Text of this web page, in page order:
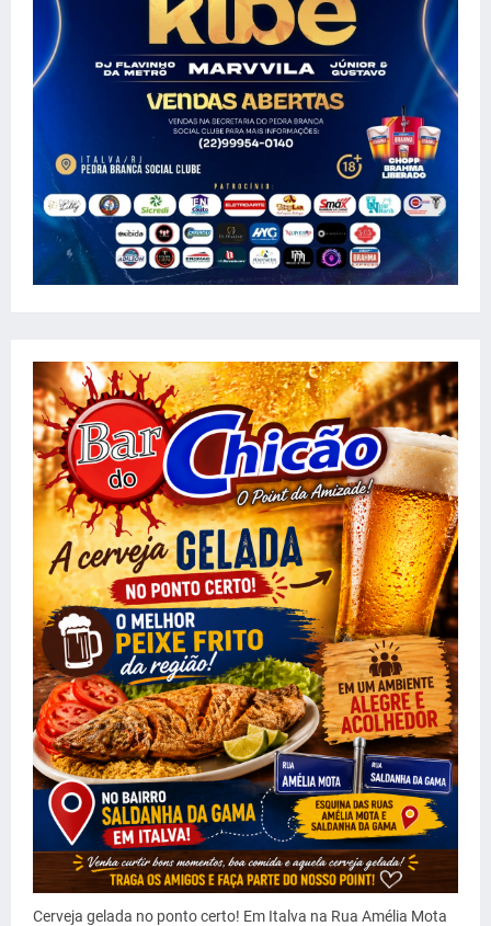
Cerveja gelada no ponto certo! Em Italva na Rua Amélia Mota